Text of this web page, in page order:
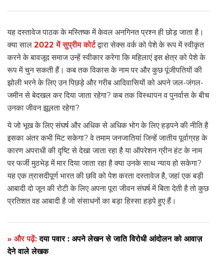
यह दस्तावेज पाठक के मस्तिष्क में केवल अनगिनत प्रश्न ही छोड़ जाता है।
क्या साल 2022 में सुप्रीम कोर्टद्वारा सेक्स वर्क को पेशे के रूप में स्वीकृत
करने के बावजूद समाज उन्हें स्वीकार करेगा कि महिलाएं इस क्षेत्र को पेशे के
रूप में चुन सकती हैं। कब तक विकास के नाम पर और कुछ पूंजीपतियों की
झोली भरने के लिए उन पिछड़े और गरीब आदिवासियों को अपने जल-जंगल-
जमीन से बेदखल कर दिया जाता रहेगा? कब तक विस्थापन व पुनर्वास के बीच
उनका जीवन झूलता रहेगा?
ये जो भूख के लिए संघर्ष और अधिक से अधिक भोग के लिए हड़पने की नीति है
इसका अंतर कभी मिट सकेगा? वे तमाम जनजातियां जिन्हें जातीय पूर्वाग्रह के
कारण अपराधी की दृष्टि से देखा जाता रहा है या ऑपरेशन ग्रीन हंट के नाम
पर फर्जी मुठभेड़ में मार दिया जाता रहा है क्या उनके साथ न्याय हो सकेगा?
यह एक त्रासदीपूर्ण भारत की छवि को पेश करता दस्तावेज है, जहां एक बड़ी
आबादी दो जून की रोटी के लिए अपना पूरा जीवन संघर्ष में बिता देती है तो कुछ
प्रतिशत वह आबादी है जो संसाधनों का बड़ा हिस्सा हड़पे हुए हैं।
» और पढ़ें:दया पवार : अपने लेखन से जाति विरोधी आंदोलन को आवाज़
देने वाले लेखक